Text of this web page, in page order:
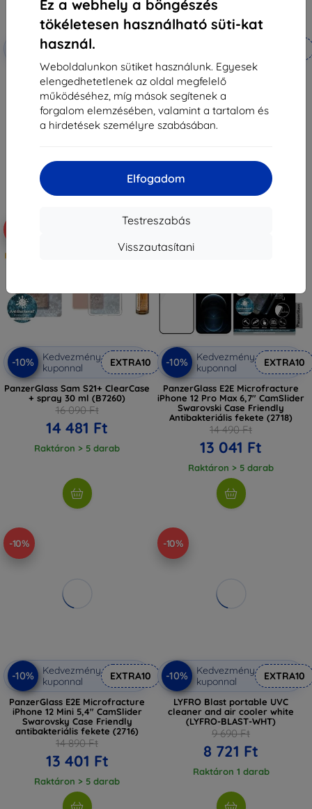
Ez a webhely a böngészés
tökéletesen használható süti-kat
használ.
Weboldalunkon sütiket használunk. Egyesek
elengedhetetlenek az oldal megfelelő
működéséhez, míg mások segítenek a
forgalom elemzésében, valamint a tartalom és
a hirdetések személyre szabásában.
Elfogadom
Testreszabás
Visszautasítani
Kedvezmény
TECH-PROTECT polírozó kendő 2
darabos szett szürke
(9589046925689)
3 290 Ft
2 961 Ft
3MK Cloth All-Safe 1 db.
2 490 Ft
2 241 Ft
Raktáron 4 darab
-10%
Kedvezmény
kuponnal
EXTRA10
PanzerGlass Sam S21+ ClearCase
+ spray 30 ml (B7260)
16 090 Ft
14 481 Ft
Raktáron > 5 darab
-10%
Kedvezmény
kuponnal
EXTRA10
PanzerGlass E2E Microfracture
iPhone 12 Pro Max 6,7" CamSlider
Swarovski Case Friendly
Antibakteriális fekete (2718)
14 490 Ft
13 041 Ft
Raktáron > 5 darab
-10%
-10%
Kedvezmény
kuponnal
EXTRA10
PanzerGlass E2E Microfracture
iPhone 12 Mini 5,4" CamSlider
Swarovsky Case Friendly
antibakteriális fekete (2716)
14 890 Ft
13 401 Ft
Raktáron > 5 darab
-10%
-10%
Kedvezmény
kuponnal
EXTRA10
LYFRO Blast portable UVC
cleaner and air cooler white
(LYFRO-BLAST-WHT)
9 690 Ft
8 721 Ft
Raktáron 1 darab